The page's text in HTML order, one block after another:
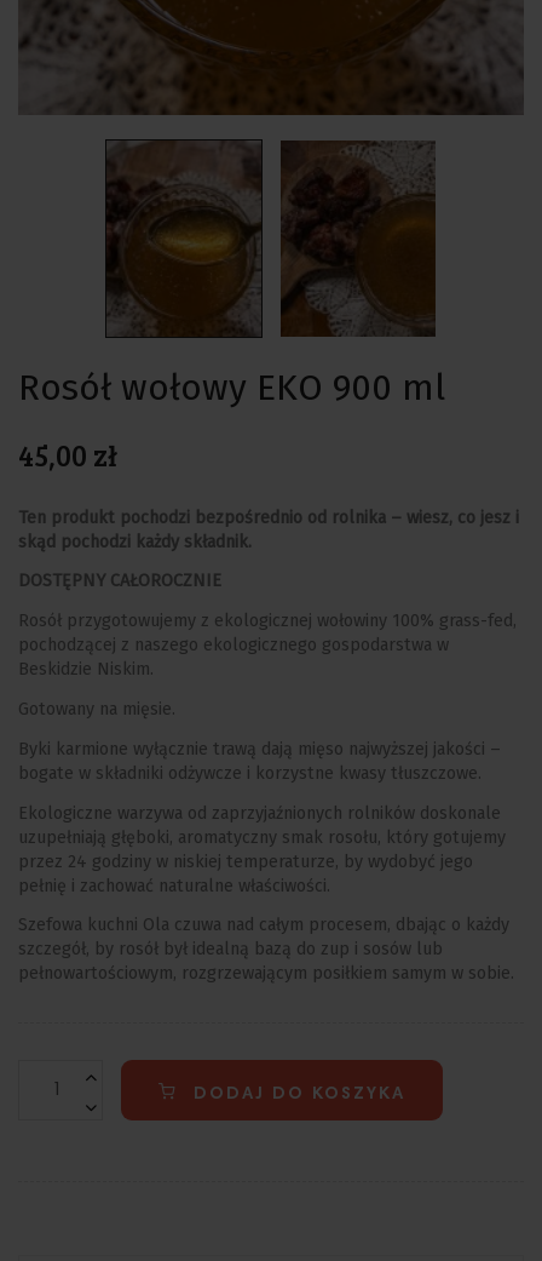
Rosół wołowy EKO 900 ml
45,00 zł
Ten produkt pochodzi bezpośrednio od rolnika – wiesz, co jesz i
skąd pochodzi każdy składnik.
DOSTĘPNY CAŁOROCZNIE
Rosół przygotowujemy z ekologicznej wołowiny 100% grass-fed,
pochodzącej z naszego ekologicznego gospodarstwa w
Beskidzie Niskim.
Gotowany na mięsie.
Byki karmione wyłącznie trawą dają mięso najwyższej jakości –
bogate w składniki odżywcze i korzystne kwasy tłuszczowe.
Ekologiczne warzywa od zaprzyjaźnionych rolników doskonale
uzupełniają głęboki, aromatyczny smak rosołu, który gotujemy
przez 24 godziny w niskiej temperaturze, by wydobyć jego
pełnię i zachować naturalne właściwości.
Szefowa kuchni Ola czuwa nad całym procesem, dbając o każdy
szczegół, by rosół był idealną bazą do zup i sosów lub
pełnowartościowym, rozgrzewającym posiłkiem samym w sobie.
DODAJ DO KOSZYKA